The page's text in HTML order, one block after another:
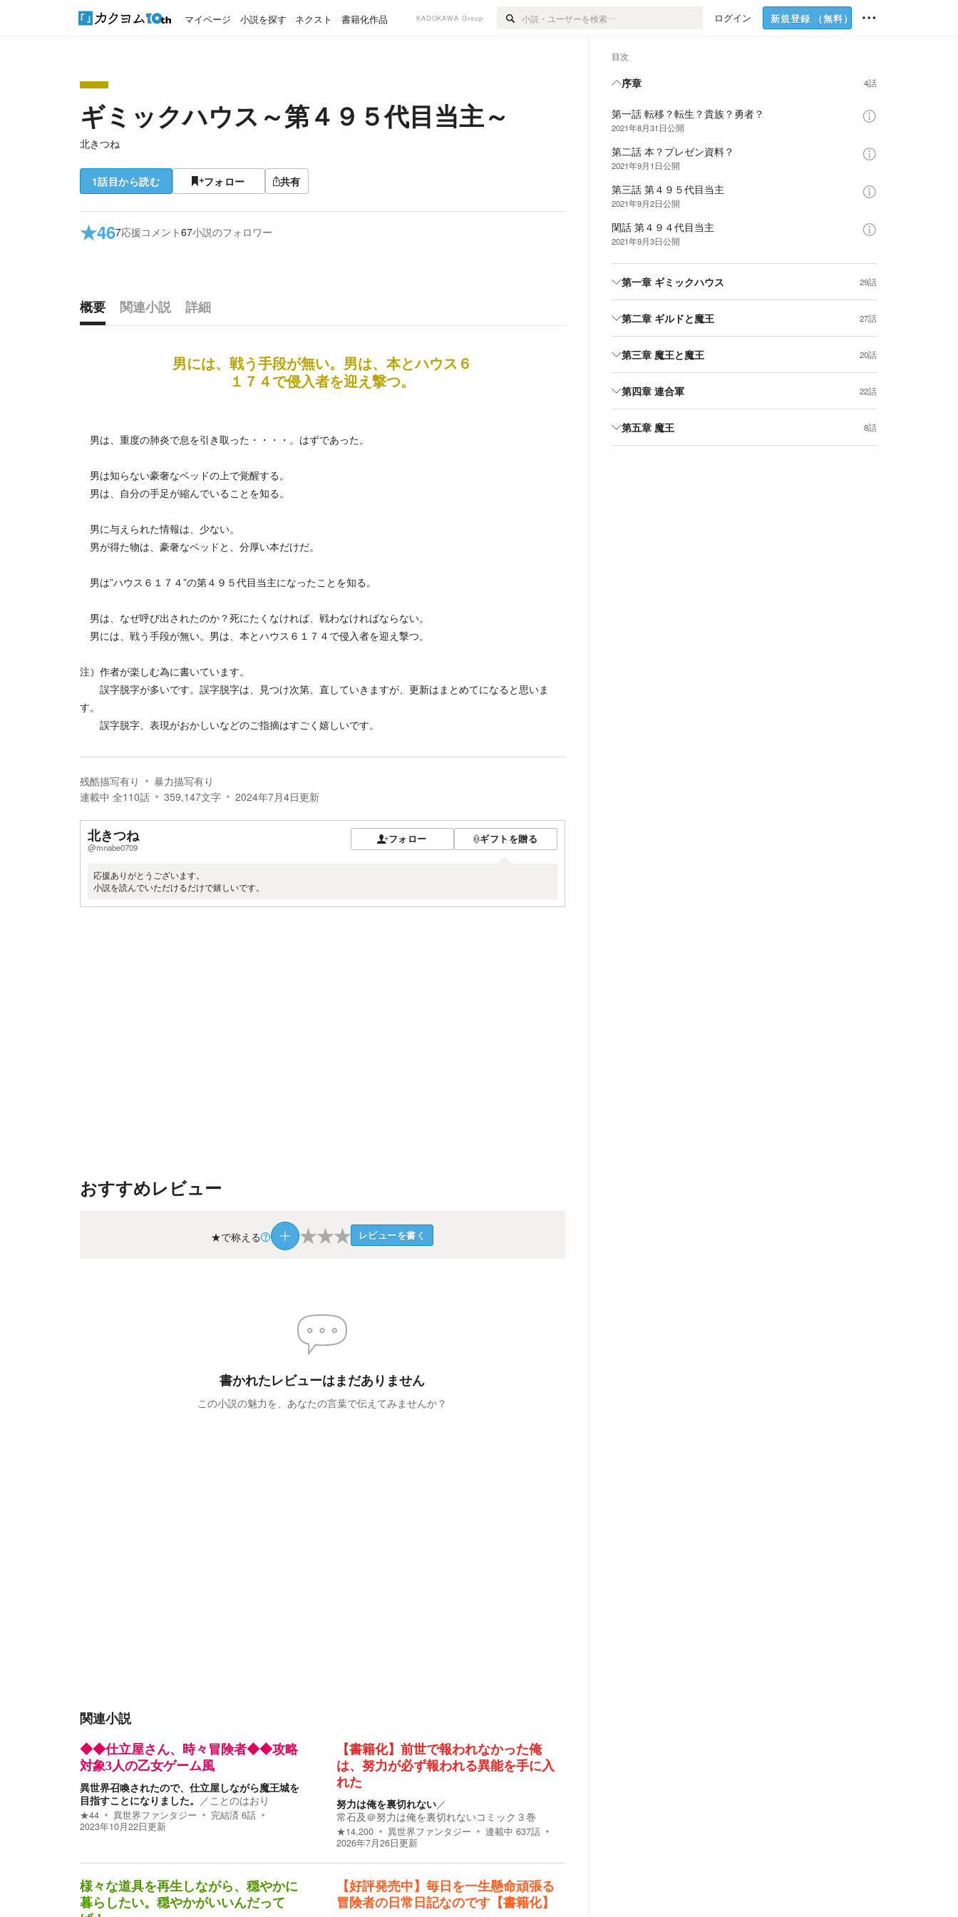
マイページ 小説を探す ネクスト 書籍化作品 KADOKAWA Group ログイン 新規登録 （無料）
ギミックハウス～第４９５代目当主～
北きつね
1話目から読む フォロー 共有
★467応援コメント67小説のフォロワー
概要 関連小説
詳細
男には、戦う手段が無い。男は、本とハウス６
１７４で侵入者を迎え撃つ。
男は、重度の肺炎で息を引き取った・・・・。はずであった。
男は知らない豪奢なベッドの上で覚醒する。
男は、自分の手足が縮んでいることを知る。
男に与えられた情報は、少ない。
男が得た物は、豪奢なベッドと、分厚い本だけだ。
男は”ハウス６１７４”の第４９５代目当主になったことを知る。
男は、なぜ呼び出されたのか？死にたくなければ、戦わなければならない。
男には、戦う手段が無い。男は、本とハウス６１７４で侵入者を迎え撃つ。
注）作者が楽しむ為に書いています。
誤字脱字が多いです。誤字脱字は、見つけ次第、直していきますが、更新はまとめてになると思いま
す。
誤字脱字、表現がおかしいなどのご指摘はすごく嬉しいです。
残酷描写有り
暴力描写有り
連載中 全110話 359,147文字 2024年7月4日更新
北きつね
@mnabe0709
フォロー ギフトを贈る
応援ありがとうございます。
小説を読んでいただけるだけで嬉しいです。
おすすめレビュー
★で称える ★★★ レビューを書く
書かれたレビューはまだありません
この小説の魅力を、あなたの言葉で伝えてみませんか？
関連小説
◆◆仕立屋さん、時々冒険者◆◆攻略
対象3人の乙女ゲーム風
異世界召喚されたので、仕立屋しながら魔王城を
目指すことになりました。 ／ ことのはおり
★44 異世界ファンタジー 完結済 6話
2023年10月22日更新
【書籍化】前世で報われなかった俺
は、努力が必ず報われる異能を手に入
れた
努力は俺を裏切れない／
常石及＠努力は俺を裏切れないコミック３巻
★14,200 異世界ファンタジー 連載中 637話
2026年7月26日更新
様々な道具を再生しながら、穏やかに
暮らしたい。穏やかがいいんだって
【好評発売中】毎日を一生懸命頑張る
冒険者の日常日記なのです【書籍化】
目次
序章 4話
第一話 転移？転生？貴族？勇者？
2021年8月31日公開
第二話 本？プレゼン資料？
2021年9月1日公開
第三話 第４９５代目当主
2021年9月2日公開
閑話 第４９４代目当主
2021年9月3日公開
第一章 ギミックハウス 29話
第二章 ギルドと魔王 27話
第三章 魔王と魔王 20話
第四章 連合軍 22話
第五章 魔王 8話